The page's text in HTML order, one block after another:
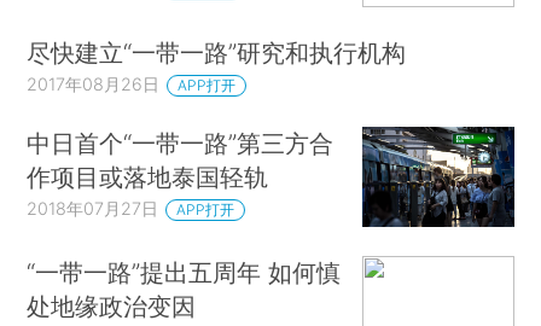
尽快建立“一带一路”研究和执行机构
2017年08月26日 APP打开
中日首个“一带一路”第三方合
作项目或落地泰国轻轨
2018年07月27日 APP打开
“一带一路”提出五周年 如何慎
处地缘政治变因